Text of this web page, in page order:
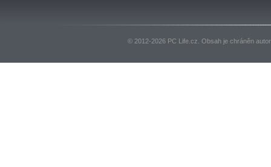
© 2012-2026 PC Life.cz. Obsah je chráněn